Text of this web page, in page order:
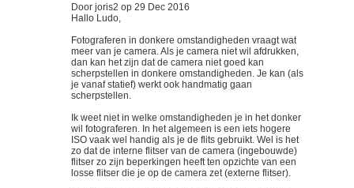
Door joris2 op 29 Dec 2016
Hallo Ludo,
Fotograferen in donkere omstandigheden vraagt wat
meer van je camera. Als je camera niet wil afdrukken,
dan kan het zijn dat de camera niet goed kan
scherpstellen in donkere omstandigheden. Je kan (als
je vanaf statief) werkt ook handmatig gaan
scherpstellen.
Ik weet niet in welke omstandigheden je in het donker
wil fotograferen. In het algemeen is een iets hogere
ISO vaak wel handig als je de flits gebruikt. Wel is het
zo dat de interne flitser van de camera (ingebouwde)
flitser zo zijn beperkingen heeft ten opzichte van een
losse flitser die je op de camera zet (externe flitser).